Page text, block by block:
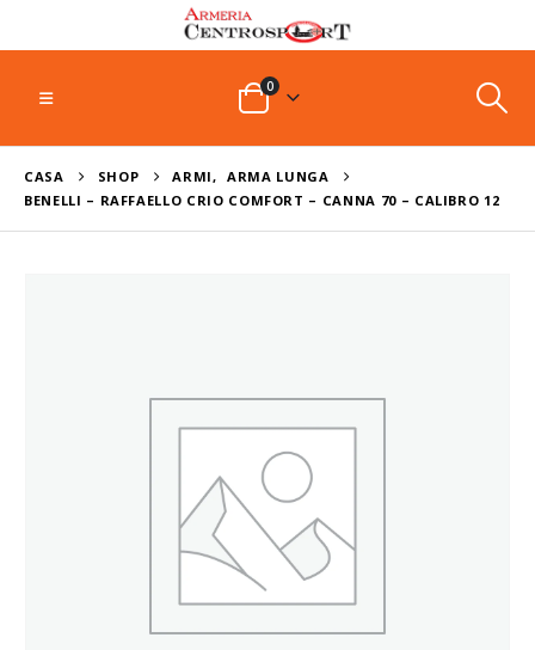
0
CASA SHOP ARMI,
ARMA LUNGA
BENELLI – RAFFAELLO CRIO COMFORT – CANNA 70 – CALIBRO 12